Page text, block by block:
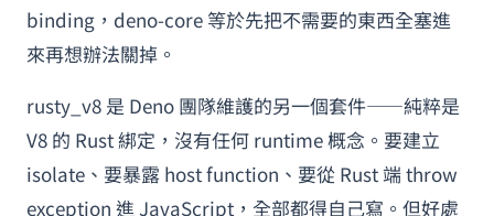
binding，deno-core 等於先把不需要的東西全塞進
來再想辦法關掉。
rusty_v8 是 Deno 團隊維護的另一個套件——純粹是
V8 的 Rust 綁定，沒有任何 runtime 概念。要建立
isolate、要暴露 host function、要從 Rust 端 throw
exception 進 JavaScript，全部都得自己寫。但好處